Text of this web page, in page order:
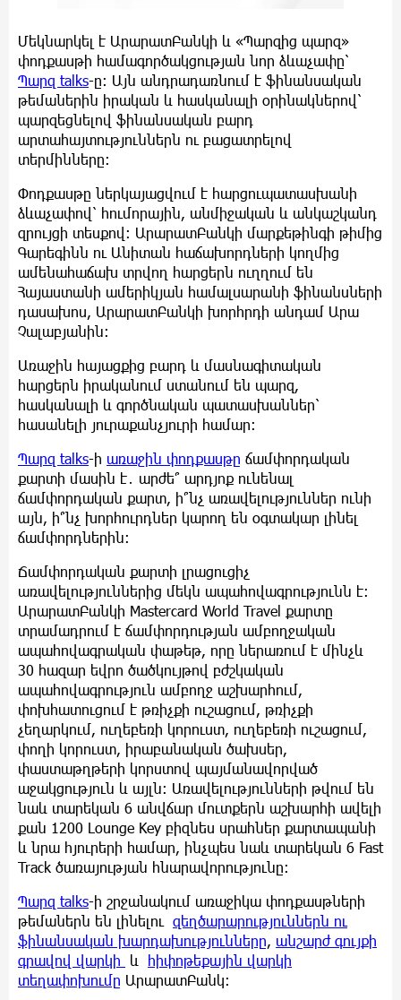
Մեկնարկել է ԱրարատԲանկի և «Պարզից պարզ»
փոդքասթի համագործակցության նոր ձևաչափը՝
Պարզ talks-ը։ Այն անդրադառնում է ֆինանսական
թեմաներին իրական և հասկանալի օրինակներով՝
պարզեցնելով ֆինանսական բարդ
արտահայտություններն ու բացատրելով
տերմինները։
Փոդքասթը ներկայացվում է հարցուպատասխանի
ձևաչափով՝ հումորային, անմիջական և անկաշկանդ
զրույցի տեսքով։ ԱրարատԲանկի մարքեթինգի թիմից
Գարեգինն ու Անիտան հաճախորդների կողմից
ամենահաճախ տրվող հարցերն ուղղում են
Հայաստանի ամերիկյան համալսարանի ֆինանսների
դասախոս, ԱրարատԲանկի խորհրդի անդամ Արա
Չալաբյանին։
Առաջին հայացքից բարդ և մասնագիտական
հարցերն իրականում ստանում են պարզ,
հասկանալի և գործնական պատասխաններ՝
հասանելի յուրաքանչյուրի համար։
Պարզ talks-ի առաջին փոդքասթը ճամփորդական
քարտի մասին է․ արժե՞ արդյոք ունենալ
ճամփորդական քարտ, ի՞նչ առավելություններ ունի
այն, ի՞նչ խորհուրդներ կարող են օգտակար լինել
ճամփորդներին։
Ճամփորդական քարտի լրացուցիչ
առավելություններից մեկն ապահովագրությունն է։
ԱրարատԲանկի Mastercard World Travel քարտը
տրամադրում է ճամփորդության ամբողջական
ապահովագրական փաթեթ, որը ներառում է մինչև
30 հազար եվրո ծածկույթով բժշկական
ապահովագրություն ամբողջ աշխարհում,
փոխհատուցում է թռիչքի ուշացում, թռիչքի
չեղարկում, ուղեբեռի կորուստ, ուղեբեռի ուշացում,
փողի կորուստ, իրաբանական ծախսեր,
փաստաթղթերի կորստով պայմանավորված
աջակցություն և այլն։ Առավելությունների թվում են
նաև տարեկան 6 անվճար մուտքերն աշխարհի ավելի
քան 1200 Lounge Key բիզնես սրահներ քարտապանի
և նրա հյուրերի համար, ինչպես նաև տարեկան 6 Fast
Track ծառայության հնարավորությունը։
Պարզ talks-ի շրջանակում առաջիկա փոդքասթների
թեմաներն են լինելու զեղծարարություններն ու
ֆինանսական խարդախությունները, անշարժ գույքի
գրավով վարկի
և հիփոթեքային վարկի
տեղափոխումը ԱրարատԲանկ։